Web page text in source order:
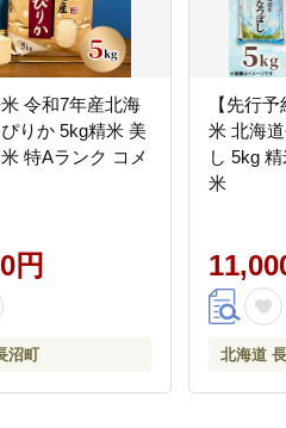
令和7年産北海
りか 5kg精米 美
特Aランク コメ
円
沼町
【先行
米 北海
し 5kg
米
北海道